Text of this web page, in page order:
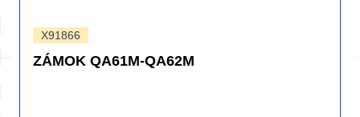
X91866
ZÁMOK QA61M-QA62M